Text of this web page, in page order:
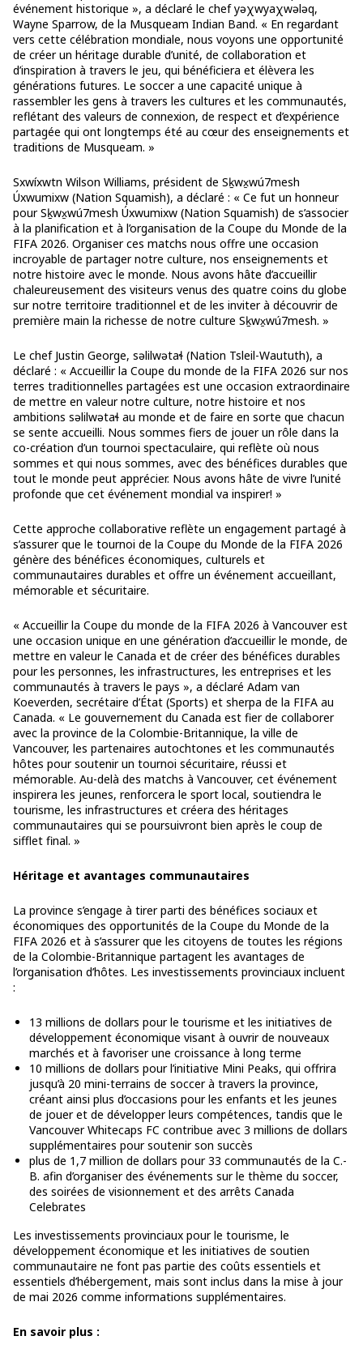
événement historique », a déclaré le chef yəχwyaχwələq,
Wayne Sparrow, de la Musqueam Indian Band. « En regardant
vers cette célébration mondiale, nous voyons une opportunité
de créer un héritage durable d’unité, de collaboration et
d’inspiration à travers le jeu, qui bénéficiera et élèvera les
générations futures. Le soccer a une capacité unique à
rassembler les gens à travers les cultures et les communautés,
reflétant des valeurs de connexion, de respect et d’expérience
partagée qui ont longtemps été au cœur des enseignements et
traditions de Musqueam. »
Sxwíxwtn Wilson Williams, président de Sḵwx̱wú7mesh
Úxwumixw (Nation Squamish), a déclaré : « Ce fut un honneur
pour Sḵwx̱wú7mesh Úxwumixw (Nation Squamish) de s’associer
à la planification et à l’organisation de la Coupe du Monde de la
FIFA 2026. Organiser ces matchs nous offre une occasion
incroyable de partager notre culture, nos enseignements et
notre histoire avec le monde. Nous avons hâte d’accueillir
chaleureusement des visiteurs venus des quatre coins du globe
sur notre territoire traditionnel et de les inviter à découvrir de
première main la richesse de notre culture Sḵwx̱wú7mesh. »
Le chef Justin George, səlilwətaɬ (Nation Tsleil-Waututh), a
déclaré : « Accueillir la Coupe du monde de la FIFA 2026 sur nos
terres traditionnelles partagées est une occasion extraordinaire
de mettre en valeur notre culture, notre histoire et nos
ambitions səlilwətaɬ au monde et de faire en sorte que chacun
se sente accueilli. Nous sommes fiers de jouer un rôle dans la
co-création d’un tournoi spectaculaire, qui reflète où nous
sommes et qui nous sommes, avec des bénéfices durables que
tout le monde peut apprécier. Nous avons hâte de vivre l’unité
profonde que cet événement mondial va inspirer! »
Cette approche collaborative reflète un engagement partagé à
s’assurer que le tournoi de la Coupe du Monde de la FIFA 2026
génère des bénéfices économiques, culturels et
communautaires durables et offre un événement accueillant,
mémorable et sécuritaire.
« Accueillir la Coupe du monde de la FIFA 2026 à Vancouver est
une occasion unique en une génération d’accueillir le monde, de
mettre en valeur le Canada et de créer des bénéfices durables
pour les personnes, les infrastructures, les entreprises et les
communautés à travers le pays », a déclaré Adam van
Koeverden, secrétaire d’État (Sports) et sherpa de la FIFA au
Canada. « Le gouvernement du Canada est fier de collaborer
avec la province de la Colombie-Britannique, la ville de
Vancouver, les partenaires autochtones et les communautés
hôtes pour soutenir un tournoi sécuritaire, réussi et
mémorable. Au-delà des matchs à Vancouver, cet événement
inspirera les jeunes, renforcera le sport local, soutiendra le
tourisme, les infrastructures et créera des héritages
communautaires qui se poursuivront bien après le coup de
sifflet final. »
Héritage et avantages communautaires
La province s’engage à tirer parti des bénéfices sociaux et
économiques des opportunités de la Coupe du Monde de la
FIFA 2026 et à s’assurer que les citoyens de toutes les régions
de la Colombie-Britannique partagent les avantages de
l’organisation d’hôtes. Les investissements provinciaux incluent
:
13 millions de dollars pour le tourisme et les initiatives de
développement économique visant à ouvrir de nouveaux
marchés et à favoriser une croissance à long terme
10 millions de dollars pour l’initiative Mini Peaks, qui offrira
jusqu’à 20 mini-terrains de soccer à travers la province,
créant ainsi plus d’occasions pour les enfants et les jeunes
de jouer et de développer leurs compétences, tandis que le
Vancouver Whitecaps FC contribue avec 3 millions de dollars
supplémentaires pour soutenir son succès
plus de 1,7 million de dollars pour 33 communautés de la C.-
B. afin d’organiser des événements sur le thème du soccer,
des soirées de visionnement et des arrêts Canada
Celebrates
Les investissements provinciaux pour le tourisme, le
développement économique et les initiatives de soutien
communautaire ne font pas partie des coûts essentiels et
essentiels d’hébergement, mais sont inclus dans la mise à jour
de mai 2026 comme informations supplémentaires.
En savoir plus :